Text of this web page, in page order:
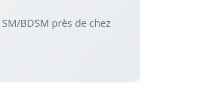
BDSM près de chez